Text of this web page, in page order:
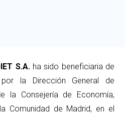
S.A.ha sido beneficiaria de
la Dirección General de
la Consejería de Economía,
Comunidad de Madrid, en el